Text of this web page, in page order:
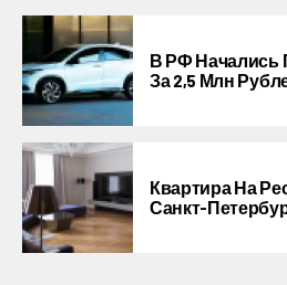
В РФ Начались
За 2,5 Млн
Квартира На
Санкт-